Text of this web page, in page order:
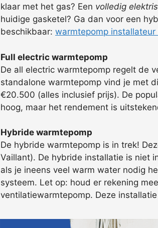
klaar met het gas? Een volledig
huidige gasketel? Ga dan voor een
beschikbaar: warmtepomp installateur
Full electric warmtepomp
De all electric warmtepomp regelt de
standalone warmtepomp vind je met
€20.500 (alles inclusief prijs). De
hoog, maar het rendement is
Hybride warmtepomp
De hybride warmtepomp is in trek!
Vaillant). De hybride installatie is niet
als je ineens veel warm water nodig
systeem. Let op: houd er rekening
ventilatiewarmtepomp. Deze